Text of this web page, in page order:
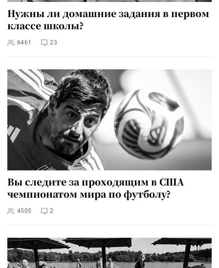
Нужны ли домашние задания в первом
классе школы?
6461 23
Вы следите за проходящим в США
чемпионатом мира по футболу?
4505 2